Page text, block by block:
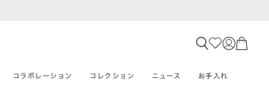
コラボレーション コレクション ニュース お手入れ